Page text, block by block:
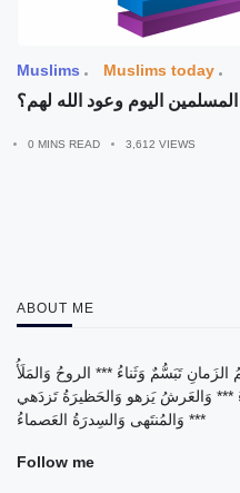
Muslims Muslims today
اليوم وعود الله لهم؟
0 MINS READ 3,612 VIEWS
ABOUT ME
تَبَسُّمٌ وَثَناءُ *** الروحُ وَالمَلَأُ
*** وَالعَرشُ يَزهو وَالحَظيرَةُ تَزدَهي
*** وَالمُنتَهى وَالسِدرَةُ العَصماءُ
Follow me